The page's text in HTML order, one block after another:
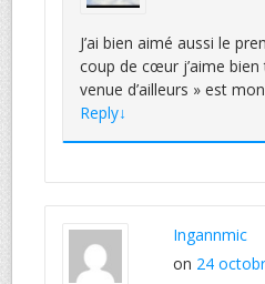
J’ai bien aimé aussi le
coup de cœur j’aime bien
venue d’ailleurs » est
Reply↓
Ingannmic
on 24